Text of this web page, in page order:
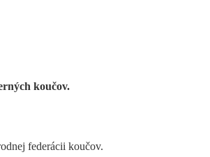
koučov.
federácii koučov.